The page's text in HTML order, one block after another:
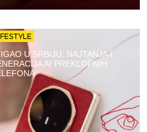
U SRBIJU: NAJTANJA I
AI PREKLOPNIH